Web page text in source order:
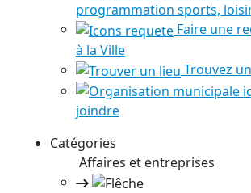
programmation sports,
Faire une
à la Ville
Trouvez
joindre
Catégories
Affaires et entreprises